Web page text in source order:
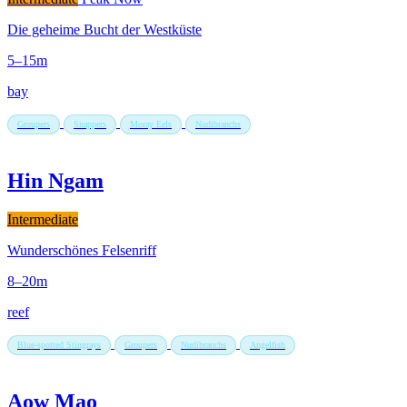
Die geheime Bucht der Westküste
5–15m
bay
Groupers Snappers Moray Eels Nudibranchs
Hin Ngam
Intermediate
Wunderschönes Felsenriff
8–20m
reef
Blue-spotted Stingrays Groupers Nudibranchs Angelfish
Aow Mao